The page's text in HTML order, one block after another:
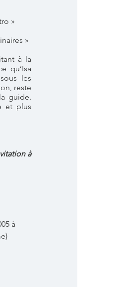
»
»
à la
qu’Isa
les
reste
guide.
et plus
à
à